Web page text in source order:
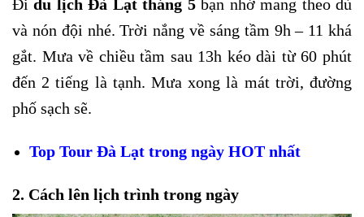
Đidu lịch Đà Lạt tháng 5bạn nhớ mang theo dù
và nón đội nhé. Trời nắng về sáng tầm 9h – 11 khá
gắt. Mưa về chiều tầm sau 13h kéo dài từ 60 phút
đến 2 tiếng là tạnh. Mưa xong là mát trời, đường
phố sạch sẽ.
Top Tour Đà Lạt trong ngày HOT nhất
2. Cách lên lịch trình trong ngày